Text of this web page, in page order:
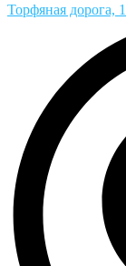
Торфяная дорога,